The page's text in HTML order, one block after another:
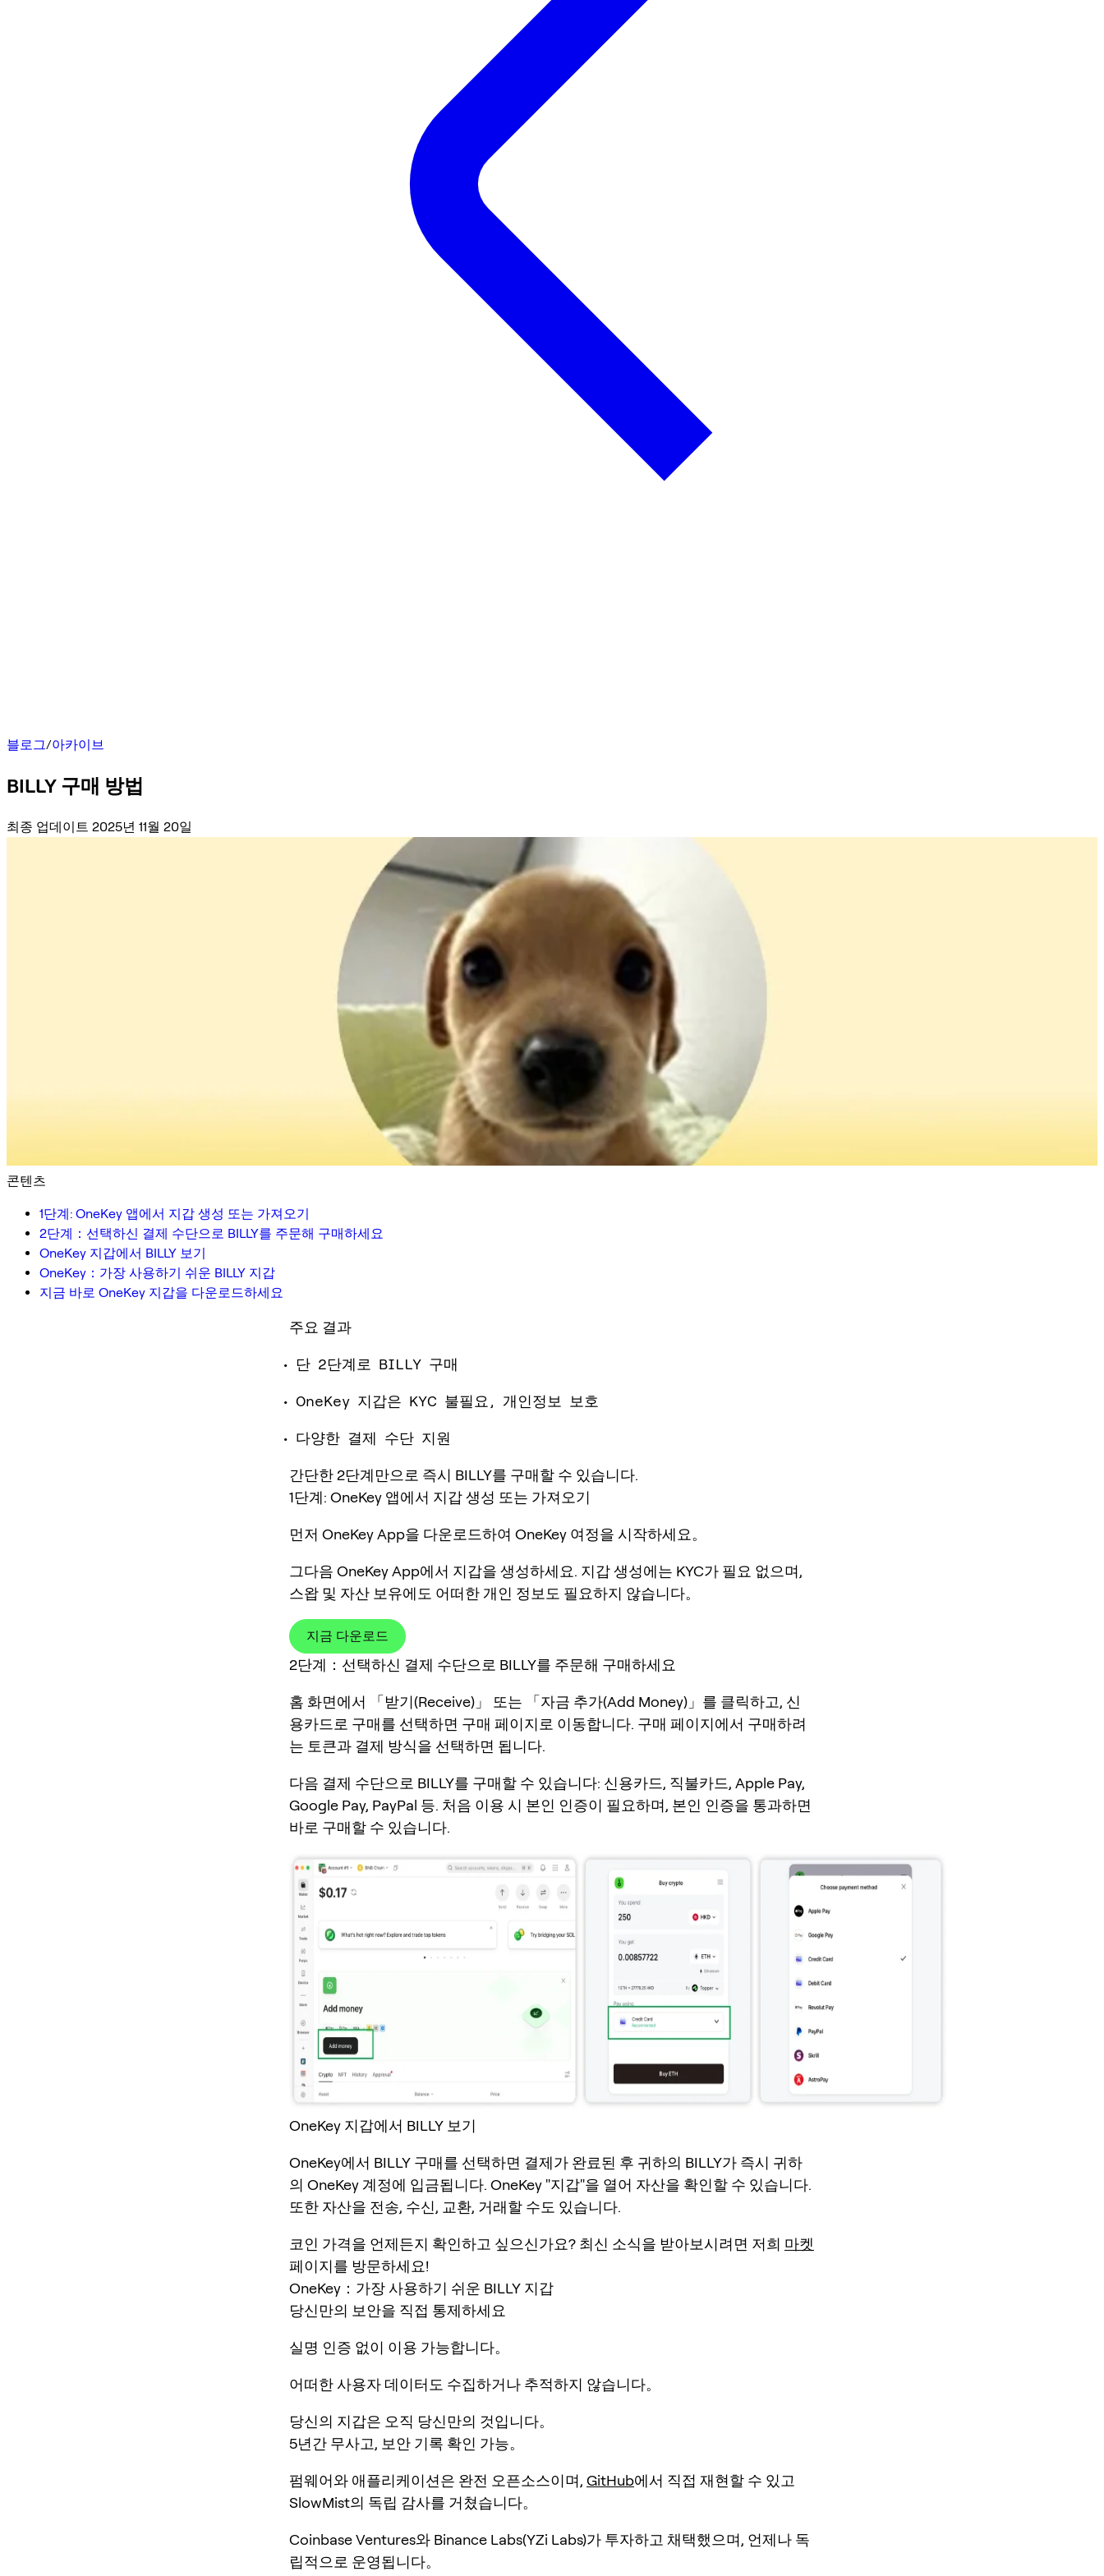
블로그/아카이브
BILLY 구매 방법
최종 업데이트 2025년 11월 20일
콘텐츠
1단계: OneKey 앱에서 지갑 생성 또는 가져오기
2단계：선택하신 결제 수단으로 BILLY를 주문해 구매하세요
OneKey 지갑에서 BILLY 보기
OneKey：가장 사용하기 쉬운 BILLY 지갑
지금 바로 OneKey 지갑을 다운로드하세요
주요 결과
단 2단계로 BILLY 구매
OneKey 지갑은 KYC 불필요, 개인정보 보호
다양한 결제 수단 지원
간단한 2단계만으로 즉시 BILLY를 구매할 수 있습니다.
1단계: OneKey 앱에서 지갑 생성 또는 가져오기
먼저 OneKey App을 다운로드하여 OneKey 여정을 시작하세요。
그다음 OneKey App에서 지갑을 생성하세요. 지갑 생성에는 KYC가 필요 없으며,
스왑 및 자산 보유에도 어떠한 개인 정보도 필요하지 않습니다。
지금 다운로드
2단계：선택하신 결제 수단으로 BILLY를 주문해 구매하세요
홈 화면에서 「받기(Receive)」 또는 「자금 추가(Add Money)」를 클릭하고, 신
용카드로 구매를 선택하면 구매 페이지로 이동합니다. 구매 페이지에서 구매하려
는 토큰과 결제 방식을 선택하면 됩니다.
다음 결제 수단으로 BILLY를 구매할 수 있습니다: 신용카드, 직불카드, Apple Pay,
Google Pay, PayPal 등. 처음 이용 시 본인 인증이 필요하며, 본인 인증을 통과하면
바로 구매할 수 있습니다.
OneKey 지갑에서 BILLY 보기
OneKey에서 BILLY 구매를 선택하면 결제가 완료된 후 귀하의 BILLY가 즉시 귀하
의 OneKey 계정에 입금됩니다. OneKey "지갑"을 열어 자산을 확인할 수 있습니다.
또한 자산을 전송, 수신, 교환, 거래할 수도 있습니다.
코인 가격을 언제든지 확인하고 싶으신가요? 최신 소식을 받아보시려면 저희 마켓
페이지를 방문하세요!
OneKey：가장 사용하기 쉬운 BILLY 지갑
당신만의 보안을 직접 통제하세요
실명 인증 없이 이용 가능합니다。
어떠한 사용자 데이터도 수집하거나 추적하지 않습니다。
당신의 지갑은 오직 당신만의 것입니다。
5년간 무사고, 보안 기록 확인 가능。
펌웨어와 애플리케이션은 완전 오픈소스이며, GitHub에서 직접 재현할 수 있고
SlowMist의 독립 감사를 거쳤습니다。
Coinbase Ventures와 Binance Labs(YZi Labs)가 투자하고 채택했으며, 언제나 독
립적으로 운영됩니다。